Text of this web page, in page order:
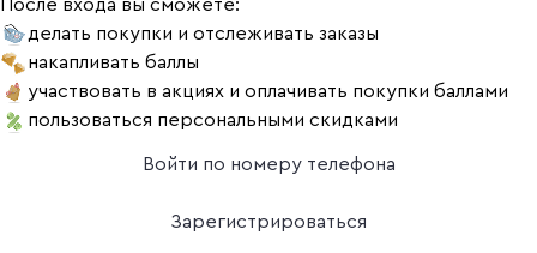
После входа вы сможете:
делать покупки и отслеживать заказы
накапливать баллы
участвовать в акциях и оплачивать покупки баллами
пользоваться персональными скидками
Войти по номеру телефона
Зарегистрироваться